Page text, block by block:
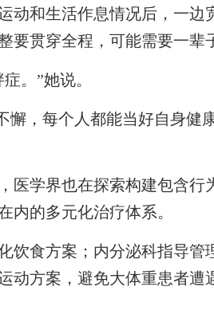
和生活作息情况后，一边
贯穿全程，可能需要一辈
。”她说。
，每个人都能当好自身健
学界也在探索构建包含行
内的多元化治疗体系。
食方案；内分泌科指导管
动方案，避免大体重患者遭